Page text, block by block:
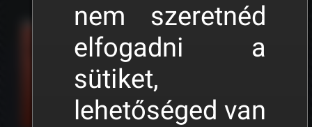
Útvonal tulajdonságoknem szeretnéd
elfogadni a
sütiket,
lehetőséged van